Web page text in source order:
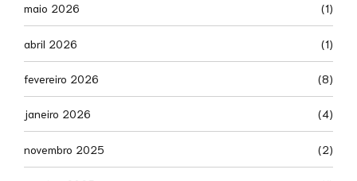
maio 2026 (1)
abril 2026 (1)
fevereiro 2026 (8)
janeiro 2026 (4)
novembro 2025 (2)